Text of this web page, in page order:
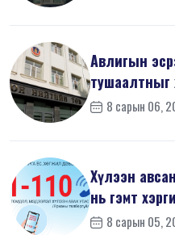
Авлигын
тушаалтныг
8 сарын 06,
Хүлээн
нь гэмт
8 сарын 05,